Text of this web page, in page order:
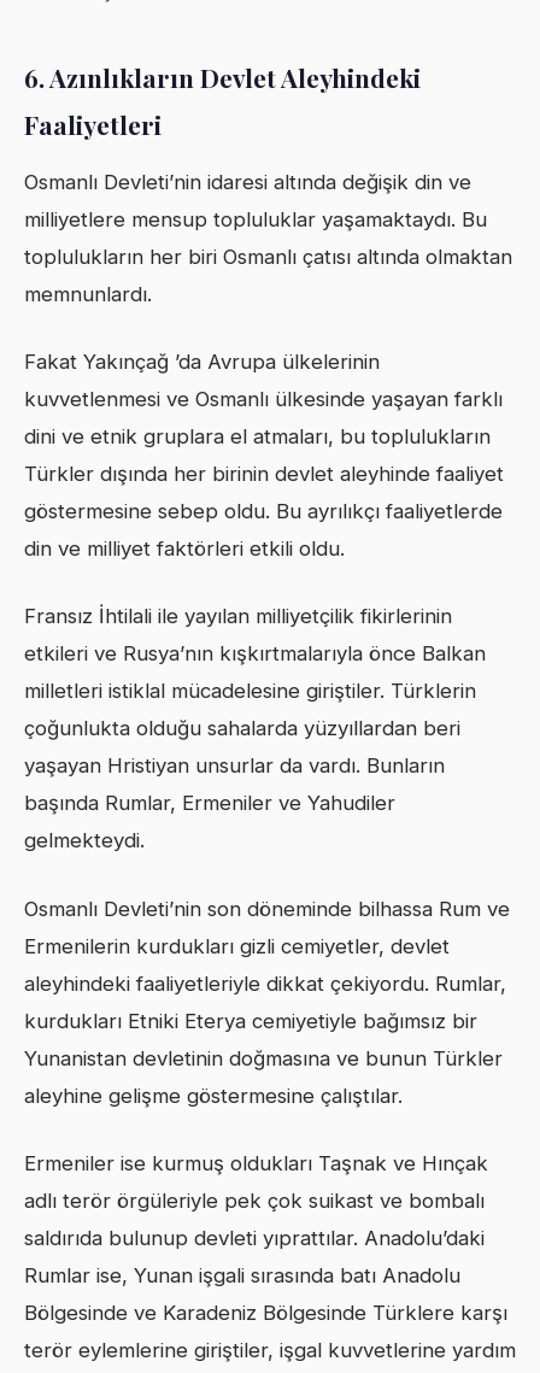
6.Azınlıkların Devlet Aleyhindeki
Faaliyetleri
Osmanlı Devleti’nin idaresi altında değişik din ve
milliyetlere mensup topluluklar yaşamaktaydı. Bu
toplulukların her biri Osmanlı çatısı altında olmaktan
memnunlardı.
Fakat Yakınçağ ’da Avrupa ülkelerinin
kuvvetlenmesi ve Osmanlı ülkesinde yaşayan farklı
dini ve etnik gruplara el atmaları, bu toplulukların
Türkler dışında her birinin devlet aleyhinde faaliyet
göstermesine sebep oldu. Bu ayrılıkçı faaliyetlerde
din ve milliyet faktörleri etkili oldu.
Fransız İhtilali ile yayılan milliyetçilik fikirlerinin
etkileri ve Rusya’nın kışkırtmalarıyla önce Balkan
milletleri istiklal mücadelesine giriştiler. Türklerin
çoğunlukta olduğu sahalarda yüzyıllardan beri
yaşayan Hristiyan unsurlar da vardı. Bunların
başında Rumlar, Ermeniler ve Yahudiler
gelmekteydi.
Osmanlı Devleti’nin son döneminde bilhassa Rum ve
Ermenilerin kurdukları gizli cemiyetler, devlet
aleyhindeki faaliyetleriyle dikkat çekiyordu. Rumlar,
kurdukları Etniki Eterya cemiyetiyle bağımsız bir
Yunanistan devletinin doğmasına ve bunun Türkler
aleyhine gelişme göstermesine çalıştılar.
Ermeniler ise kurmuş oldukları Taşnak ve Hınçak
adlı terör örgüleriyle pek çok suikast ve bombalı
saldırıda bulunup devleti yıprattılar. Anadolu’daki
Rumlar ise, Yunan işgali sırasında batı Anadolu
Bölgesinde ve Karadeniz Bölgesinde Türklere karşı
terör eylemlerine giriştiler, işgal kuvvetlerine yardım